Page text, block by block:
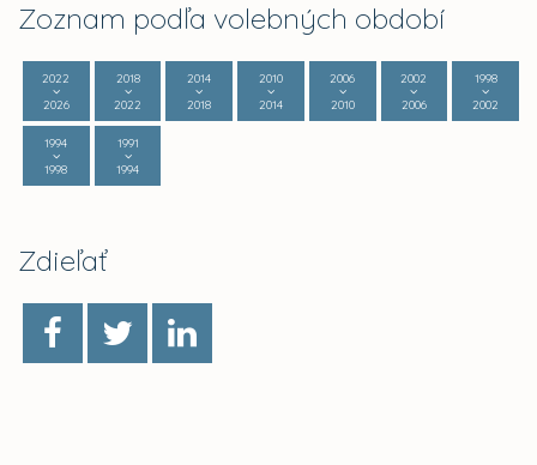
Zoznam podľa volebných období
2022
2026
2018
2022
2014
2018
2010
2014
2006
2010
2002
2006
1998
2002
1994
1998
1991
1994
Zdieľať